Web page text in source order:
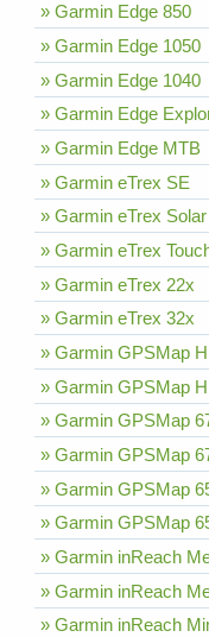
» Garmin Edge 850
» Garmin Edge 1050
» Garmin Edge 1040
» Garmin Edge
» Garmin Edge MTB
» Garmin eTrex SE
» Garmin eTrex Solar
» Garmin eTrex
» Garmin eTrex 22x
» Garmin eTrex 32x
» Garmin GPSMap
» Garmin GPSMap
» Garmin GPSMap
» Garmin GPSMap
» Garmin GPSMap
» Garmin GPSMap
» Garmin inReach
» Garmin inReach
» Garmin inReach